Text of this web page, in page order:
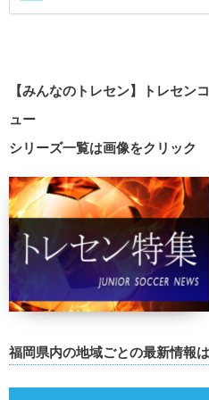
【みんなのトレセン】トレセン
ュー
シリーズ一覧は画像をクリック
福岡県内の地域ごとの最新情報